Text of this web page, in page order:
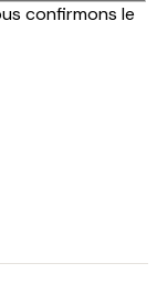
confirmons le